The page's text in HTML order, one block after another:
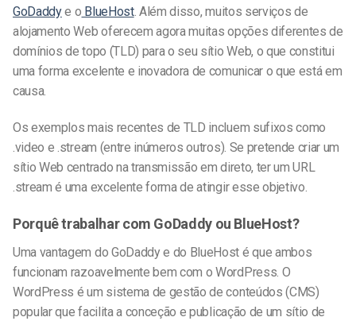
GoDaddye o BlueHost. Além disso, muitos serviços de
alojamento Web oferecem agora muitas opções diferentes de
domínios de topo (TLD) para o seu sítio Web, o que constitui
uma forma excelente e inovadora de comunicar o que está em
causa.
Os exemplos mais recentes de TLD incluem sufixos como
.video e .stream (entre inúmeros outros). Se pretende criar um
sítio Web centrado na transmissão em direto, ter um URL
.stream é uma excelente forma de atingir esse objetivo.
Porquê trabalhar com GoDaddy ou BlueHost?
Uma vantagem do GoDaddy e do BlueHost é que ambos
funcionam razoavelmente bem com o WordPress. O
WordPress é um sistema de gestão de conteúdos (CMS)
popular que facilita a conceção e publicação de um sítio de